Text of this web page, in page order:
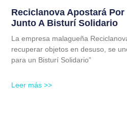
Reciclanova Apostará Por
Junto A Bisturí Solidario
La empresa malagueña
recuperar objetos en desuso, se
para un Bisturí Solidario”
Leer más >>